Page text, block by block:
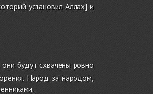
установил Аллах] и
будут схвачены ровно
Народ за народом,